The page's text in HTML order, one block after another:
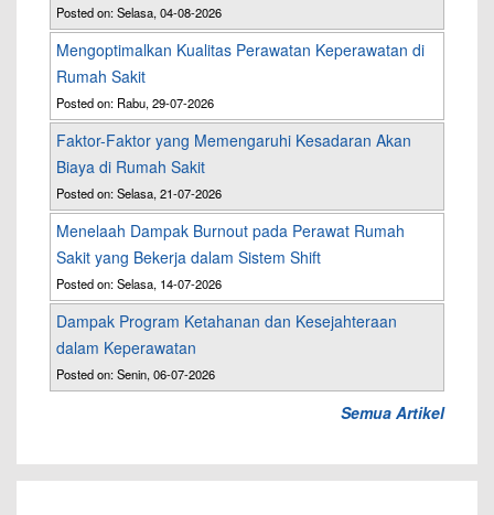
Posted on: Selasa, 04-08-2026
Mengoptimalkan Kualitas Perawatan Keperawatan di
Rumah Sakit
Posted on: Rabu, 29-07-2026
Faktor-Faktor yang Memengaruhi Kesadaran Akan
Biaya di Rumah Sakit
Posted on: Selasa, 21-07-2026
Menelaah Dampak Burnout pada Perawat Rumah
Sakit yang Bekerja dalam Sistem Shift
Posted on: Selasa, 14-07-2026
Dampak Program Ketahanan dan Kesejahteraan
dalam Keperawatan
Posted on: Senin, 06-07-2026
Semua Artikel